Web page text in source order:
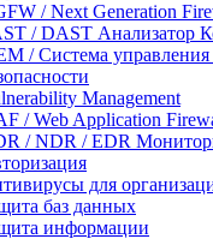
/ Next Generation
/ DAST Анализатор
/ Система
Management
/ Web Application
/ NDR / EDR
для
баз данных
информации